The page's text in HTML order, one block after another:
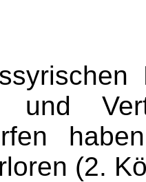
und
(2.